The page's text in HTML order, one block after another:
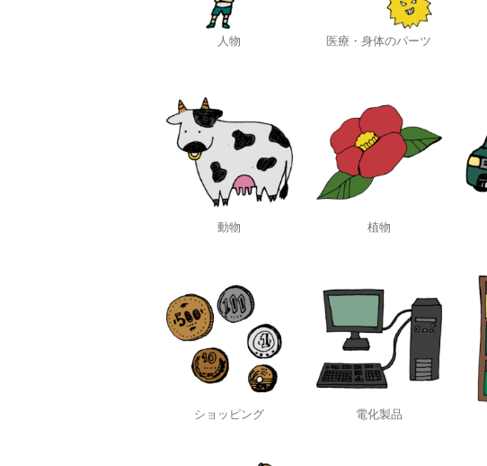
人物 医療・身体のパーツ
動物 植物
ショッピング 電化製品